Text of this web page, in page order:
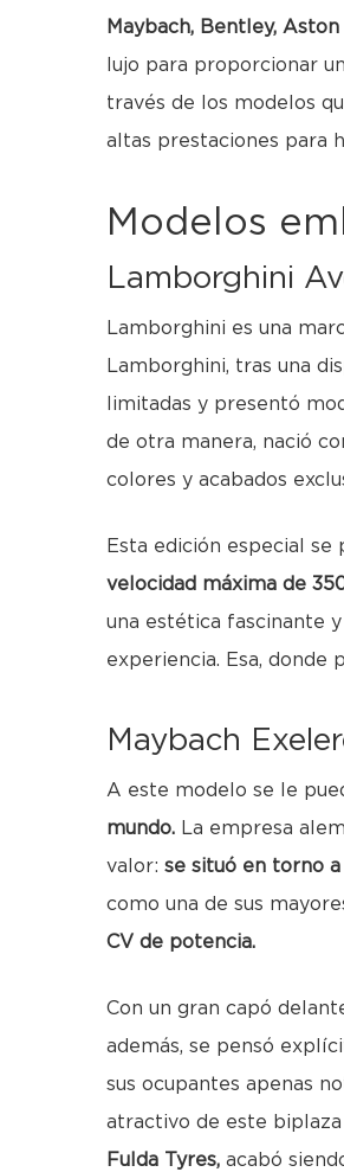
Maybach, Bentley,
lujo para proporcionar
través de los modelos
altas prestaciones para
Modelos
Lamborghini
Lamborghini es una
Lamborghini, tras una
limitadas y presentó
de otra manera, nació
colores y acabados
Esta edición especial
velocidad máxima de
una estética fascinante
experiencia. Esa, donde
Maybach
A este modelo se le
mundo. La empresa
valor: se situó en torno
como una de sus
CV de potencia.
Con un gran capó
además, se pensó
sus ocupantes apenas
atractivo de este
Fulda Tyres, acabó